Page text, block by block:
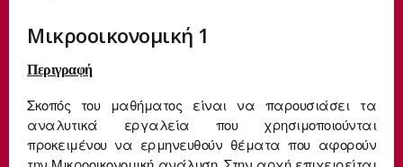
Μικροοικονομική 1
Περιγραφή
Σκοπός του μαθήματος είναι να παρουσιάσει τα
αναλυτικά εργαλεία που χρησιμοποιούνται
προκειμένου να ερμηνευθούν θέματα που αφορούν